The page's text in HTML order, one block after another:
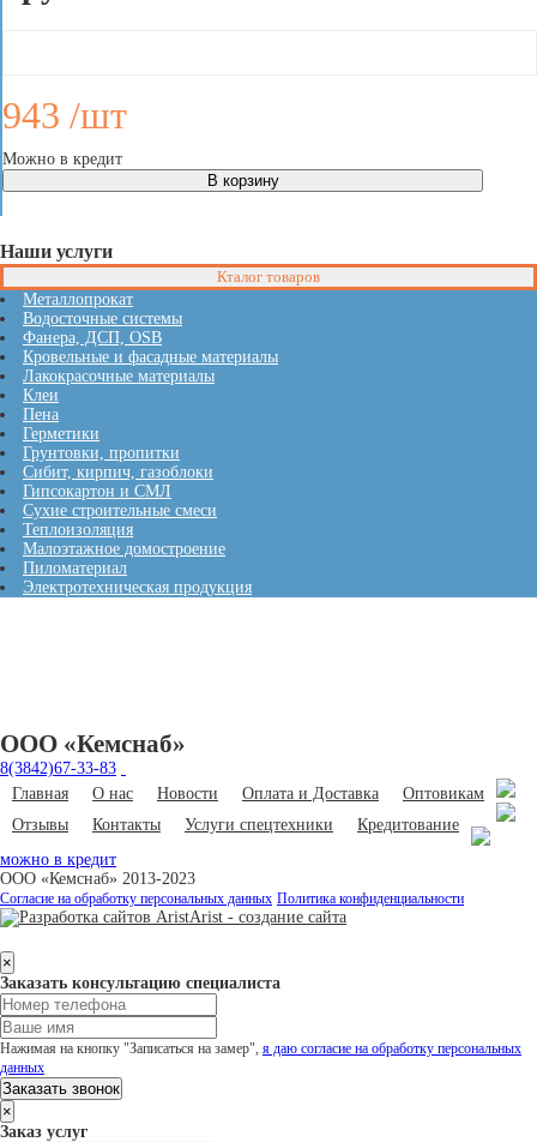
943 /шт
Можно в кредит
Наши услуги
Кталог товаров
Металлопрокат
Водосточные системы
Фанера, ДСП, OSB
Кровельные и фасадные материалы
Лакокрасочные материалы
Клеи
Пена
Герметики
Грунтовки, пропитки
Сибит, кирпич, газоблоки
Гипсокартон и СМЛ
Сухие строительные смеси
Теплоизоляция
Малоэтажное домостроение
Пиломатериал
Электротехническая продукция
ООО «Кемснаб»
8(3842)67-33-83
Главная
О нас Новости Оплата и Доставка
Оптовикам
Отзывы
Контакты Услуги спецтехники
Кредитование
можно в кредит
ООО «Кемснаб» 2013-2023
Согласие на обработку персональных данных Политика конфиденциальности
Arist - создание сайта
×
Заказать консультацию специалиста
Нажимая на кнопку "Записаться на замер", я даю согласие на обработку персональных
данных
Заказать звонок
×
Заказ услуг